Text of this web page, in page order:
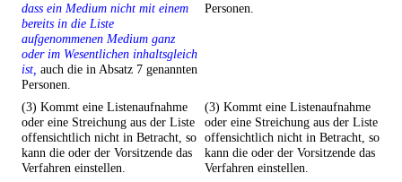
dass ein Medium nicht mit einem
bereits in die Liste
aufgenommenen Medium ganz
oder im Wesentlichen inhaltsgleich
ist, auch die in Absatz 7 genannten
Personen.
Personen.
(3) Kommt eine Listenaufnahme
oder eine Streichung aus der Liste
offensichtlich nicht in Betracht, so
kann die oder der Vorsitzende das
Verfahren einstellen.
(3) Kommt eine Listenaufnahme
oder eine Streichung aus der Liste
offensichtlich nicht in Betracht, so
kann die oder der Vorsitzende das
Verfahren einstellen.